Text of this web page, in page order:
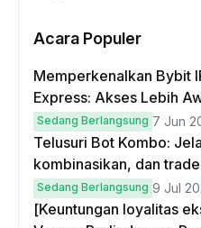
Acara Populer
Memperkenalkan Bybit
Express: Akses Lebih
IPO Global!
Sedang Berlangsung 7 Jun
Telusuri Bot Kombo:
kombinasikan, dan trade
Sedang Berlangsung 9 Jul
[Keuntungan loyalitas